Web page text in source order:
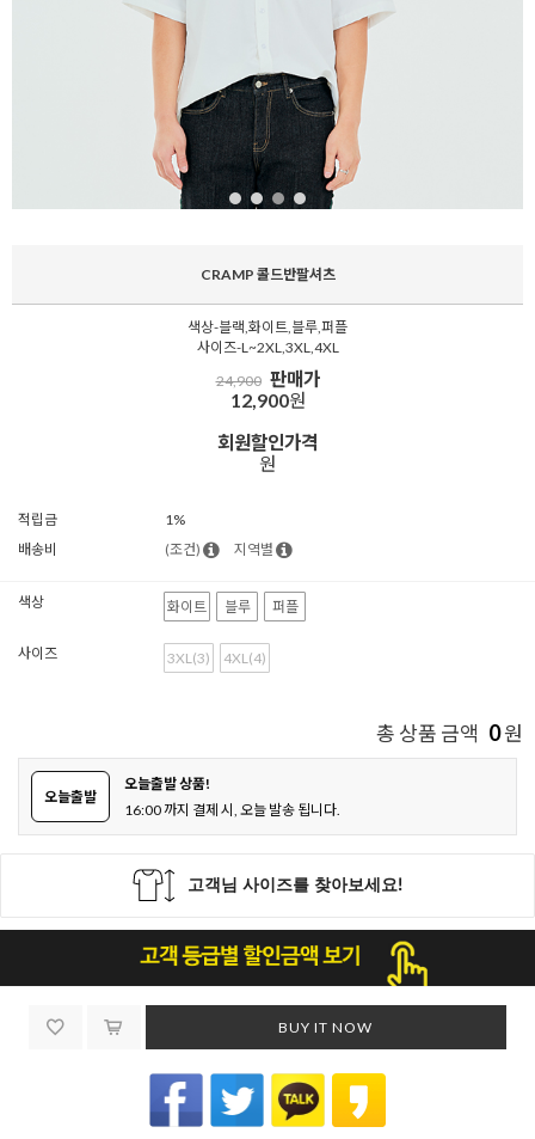
CRAMP 콜드반팔셔츠
색상-블랙,화이트,블루,퍼플
사이즈-L~2XL,3XL,4XL
24,900 판매가
12,900원
회원할인가격
원
적립금
1%
배송비
(조건) 지역별
색상 화이트 블루 퍼플
사이즈 3XL(3) 4XL(4)
총 상품 금액 0원
오늘출발
오늘출발 상품!
16:00 까지 결제 시, 오늘 발송 됩니다.
BUY IT NOW